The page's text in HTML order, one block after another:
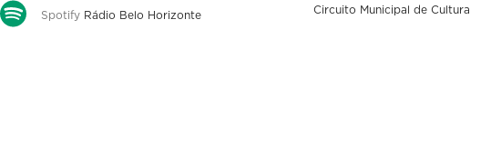
Spotify Rádio Belo Horizonte
Circuito Municipal de Cultura